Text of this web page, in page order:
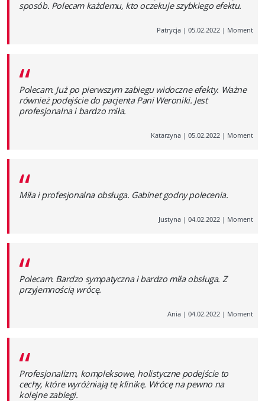
sposób. Polecam każdemu, kto oczekuje szybkiego efektu.
Patrycja | 05.02.2022 | Moment
“
Polecam. Już po pierwszym zabiegu widoczne efekty. Ważne
również podejście do pacjenta Pani Weroniki. Jest
profesjonalna i bardzo miła.
Katarzyna | 05.02.2022 | Moment
“
Miła i profesjonalna obsługa. Gabinet godny polecenia.
Justyna | 04.02.2022 | Moment
“
Polecam. Bardzo sympatyczna i bardzo miła obsługa. Z
przyjemnością wrócę.
Ania | 04.02.2022 | Moment
“
Profesjonalizm, kompleksowe, holistyczne podejście to
cechy, które wyróżniają tę klinikę. Wrócę na pewno na
kolejne zabiegi.